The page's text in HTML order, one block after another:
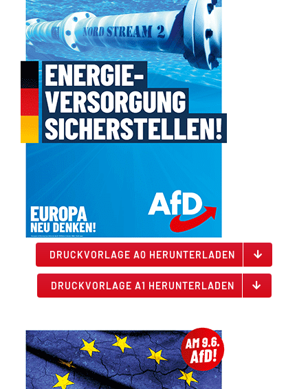
DRUCKVORLAGE A0 HERUNTERLADEN
DRUCKVORLAGE A1 HERUNTERLADEN